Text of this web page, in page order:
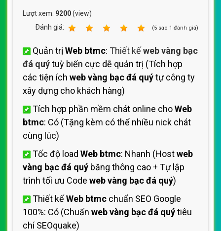
Lượt xem: 9200(view)
Ðánh giá:
(5 sao 1 đánh giá)
Quản trị Web btmc: Thiết kếweb vàng bạc
đá quýtuỳ biến cực dễ quản trị (Tích hợp
các tiện ích web vàng bạc đá quýtự công ty
xây dựng cho khách hàng)
Tích hợp phần mềm chát online choWeb
btmc: Có (Tặng kèm có thể nhiều nick chát
cùng lúc)
Tốc độ load Web btmc: Nhanh (Hostweb
vàng bạc đá quý băng thông cao + Tự lập
trình tối ưu Code web vàng bạc đá quý)
Thiết kếWeb btmc chuẩn SEO Google
100%: Có (Chuẩn web vàng bạc đá quýtiêu
chí SEOquake)